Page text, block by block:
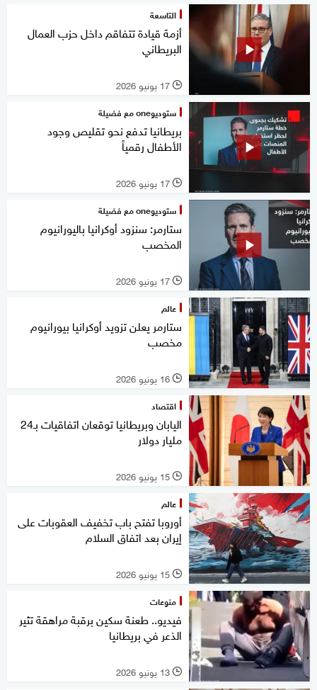
التاسعة
أزمة قيادة تتفاقم داخل حزب العمال
البريطاني
l 17 يونيو 2026
ستوديوone مع فضيلة
بريطانيا تدفع نحو تقليص وجود
الأطفال رقمياً
l 17 يونيو 2026
ستوديوone مع فضيلة
ستارمر: سنزود أوكرانيا باليورانيوم
المخصب
l 17 يونيو 2026
عالم
ستارمر يعلن تزويد أوكرانيا بيورانيوم
مخصب
l 16 يونيو 2026
اقتصاد
اليابان وبريطانيا توقعان اتفاقيات بـ24
مليار دولار
l 15 يونيو 2026
عالم
أوروبا تفتح باب تخفيف العقوبات على
إيران بعد اتفاق السلام
l 15 يونيو 2026
منوعات
فيديو.. طعنة سكين برقبة مراهقة تثير
الذعر في بريطانيا
l 13 يونيو 2026